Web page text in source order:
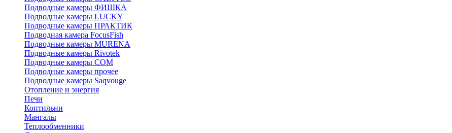
Подводные камеры ФИШКА
Подводные камеры LUCKY
Подводные камеры ПРАКТИК
Подводная камера FocusFish
Подводные камеры MURENA
Подводные камеры Rivotek
Подводные камеры СОМ
Подводные камеры прочее
Подводные камеры Saqvouge
Отопление и энергия
Печи
Коптильни
Мангалы
Теплообменники